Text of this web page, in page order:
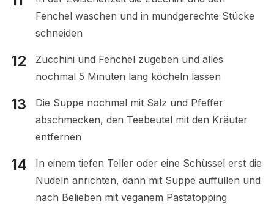
Fenchel waschen und in mundgerechte Stücke
schneiden
Zucchini und Fenchel zugeben und alles
nochmal 5 Minuten lang köcheln lassen
Die Suppe nochmal mit Salz und Pfeffer
abschmecken, den Teebeutel mit den Kräuter
entfernen
In einem tiefen Teller oder eine Schüssel erst die
Nudeln anrichten, dann mit Suppe auffüllen und
nach Belieben mit veganem Pastatopping